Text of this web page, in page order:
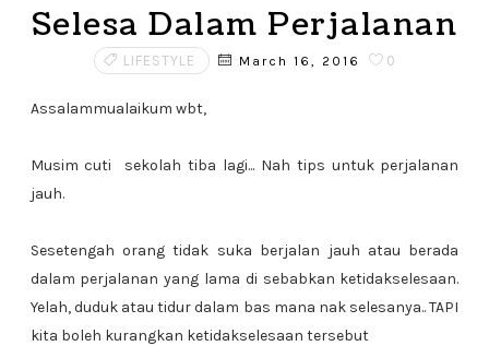
Selesa Dalam Perjalanan
LIFESTYLE March 16, 2016 0
Assalammualaikum wbt,
Musim cuti sekolah tiba lagi... Nah tips untuk perjalanan
jauh.
Sesetengah orang tidak suka berjalan jauh atau berada
dalam perjalanan yang lama di sebabkan ketidakselesaan.
Yelah, duduk atau tidur dalam bas mana nak selesanya.. TAPI
kita boleh kurangkan ketidakselesaan tersebut